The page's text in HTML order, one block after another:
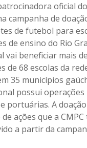
oficial
campanha de
de futebol para
de ensino do Rio
vai beneficiar mais
de 68 escolas da
35 municípios
possui
portuárias. A
ações que a CMPC
a partir da